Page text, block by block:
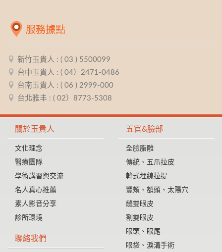
服務據點
新竹玉貴人 : ( 03 ) 5500099
台中玉貴人 : ( 04）2471-0486
台南玉貴人 : ( 06 ) 2999-000
台北雅丰 : ( 02）8773-5308
關於玉貴人
文化理念
醫療團隊
學術講習與交流
名人真心推薦
素人影音分享
診所環境
聯絡我們
五官&臉部
全臉脂雕
傳統、五爪拉皮
韓式埋線拉提
豐頰、額頭、太陽穴
縫雙眼皮
割雙眼皮
眼頭、眼尾
眼袋、淚溝手術